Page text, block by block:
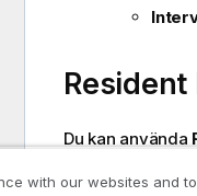
Resident
Du kan använda
tabell. Detta är
SELECT-sats
with our websites and to